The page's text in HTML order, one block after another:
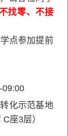
找零、不接
点参加提前
化示范基地
座3层）